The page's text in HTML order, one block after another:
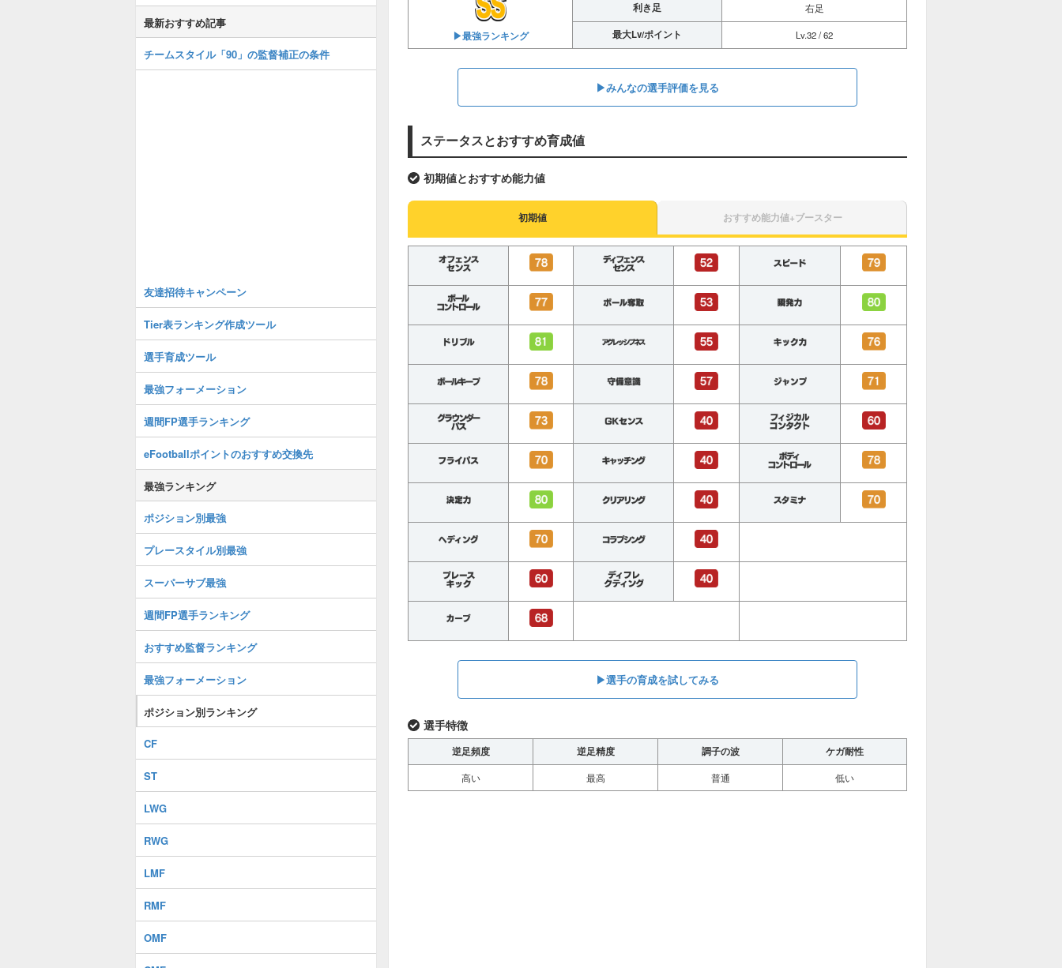
▶︎最強ランキング
利き足 右足
最大Lv/ポイント Lv.32 / 62
▶︎みんなの選手評価を見る
ステータスとおすすめ育成値
初期値とおすすめ能力値
初期値 おすすめ能力値+ブースター
▶︎選手の育成を試してみる
選手特徴
逆足頻度 逆足精度 調子の波 ケガ耐性
高い 最高 普通 低い
最新おすすめ記事
チームスタイル「90」の監督補正の条件
友達招待キャンペーン
Tier表ランキング作成ツール
選手育成ツール
最強フォーメーション
週間FP選手ランキング
eFootballポイントのおすすめ交換先
最強ランキング
ポジション別最強
プレースタイル別最強
スーパーサブ最強
週間FP選手ランキング
おすすめ監督ランキング
最強フォーメーション
ポジション別ランキング
CF
ST
LWG
RWG
LMF
RMF
OMF